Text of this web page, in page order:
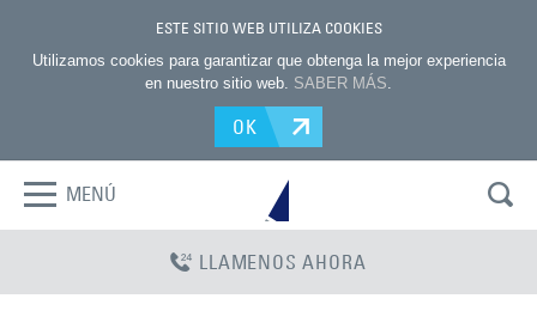
ESTE SITIO WEB UTILIZA COOKIES
Utilizamos cookies para garantizar que obtenga la mejor experiencia
en nuestro sitio web. SABER MÁS.
OK
MENÚ
LLAMENOS AHORA